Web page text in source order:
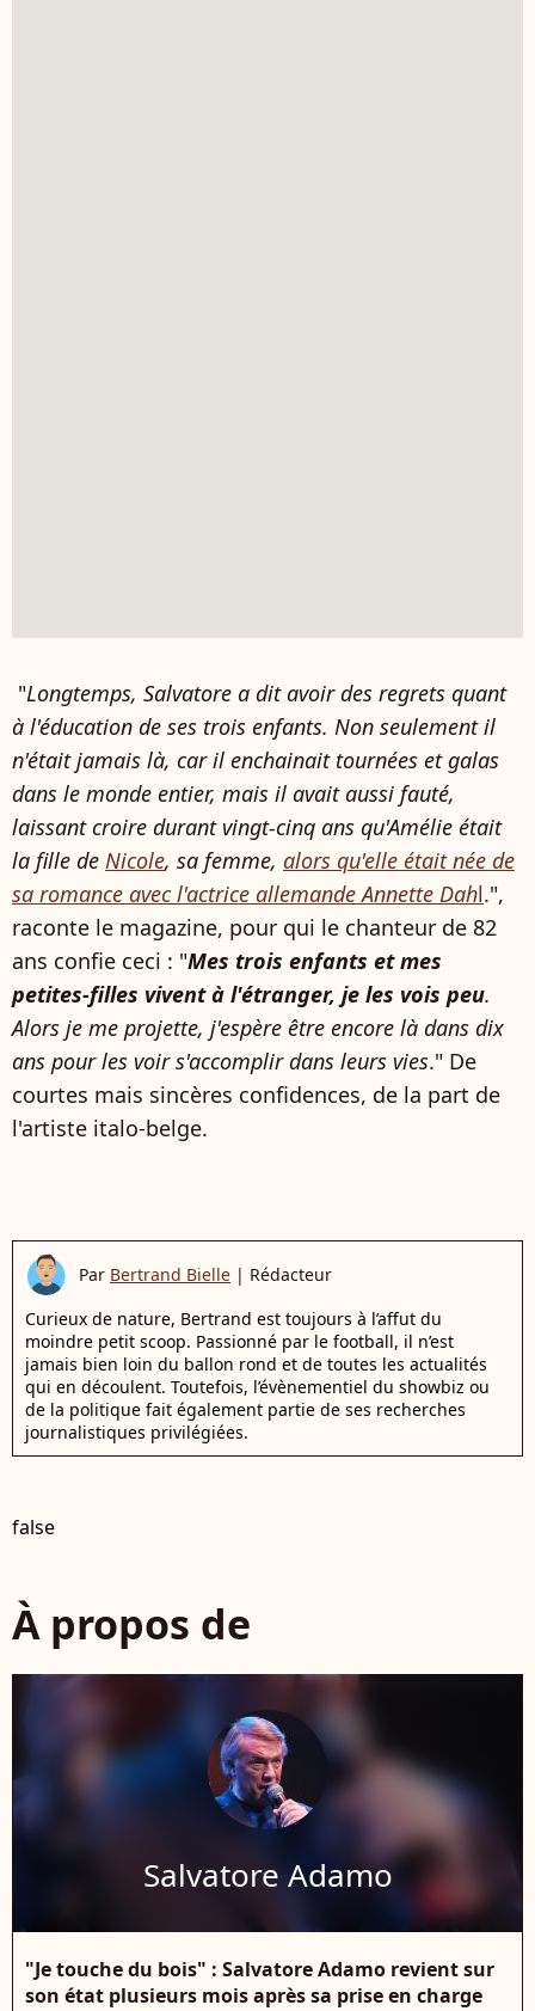
"Longtemps, Salvatore a dit avoir des regrets quant
à l'éducation de ses trois enfants. Non seulement il
n'était jamais là, car il enchainait tournées et galas
dans le monde entier, mais il avait aussi fauté,
laissant croire durant vingt-cinq ans qu'Amélie était
la fille de Nicole, sa femme, alors qu'elle était née de
sa romance avec l'actrice allemande Annette Dahl.",
raconte le magazine, pour qui le chanteur de 82
ans confie ceci : "Mes trois enfants et mes
petites-filles vivent à l'étranger, je les vois peu.
Alors je me projette, j'espère être encore là dans dix
ans pour les voir s'accomplir dans leurs vies." De
courtes mais sincères confidences, de la part de
l'artiste italo-belge.
Par Bertrand Bielle | Rédacteur
Curieux de nature, Bertrand est toujours à l’affut du
moindre petit scoop. Passionné par le football, il n’est
jamais bien loin du ballon rond et de toutes les actualités
qui en découlent. Toutefois, l’évènementiel du showbiz ou
de la politique fait également partie de ses recherches
journalistiques privilégiées.
false
À propos de
Salvatore Adamo
"Je touche du bois" : Salvatore Adamo revient sur
son état plusieurs mois après sa prise en charge